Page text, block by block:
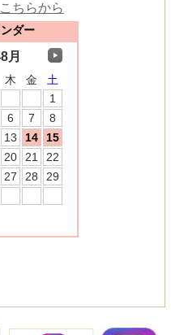
こちらから